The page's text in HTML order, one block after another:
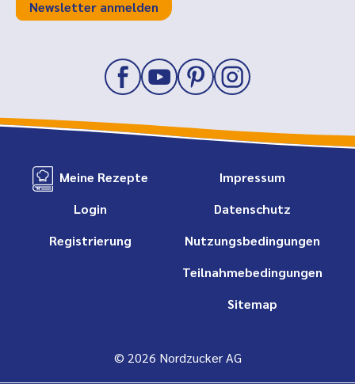
Newsletter anmelden
Meine Rezepte
Login
Registrierung
Impressum
Datenschutz
Nutzungsbedingungen
Teilnahmebedingungen
Sitemap
© 2026 Nordzucker AG